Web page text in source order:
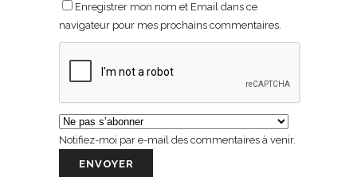
Enregistrer mon nom et Email dans ce
navigateur pour mes prochains commentaires.
Notifiez-moi par e-mail des commentaires à venir.